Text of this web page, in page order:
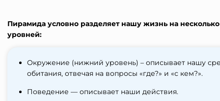
Пирамида условно разделяет нашу жизнь на несколько
уровней:
Окружение (нижний уровень) – описывает нашу
обитания, отвечая на вопросы «где?» и «с кем?».
Поведение — описывает наши действия.